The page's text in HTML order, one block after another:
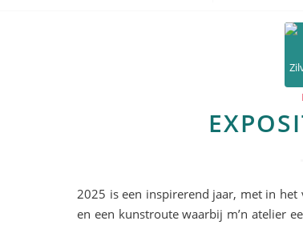
2025 is een inspirerend jaar, met in
en een kunstroute waarbij m’n atelier